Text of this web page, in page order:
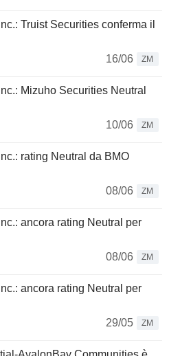
Truist Securities conferma il
16/06
ZM
Mizuho Securities Neutral
10/06
ZM
rating Neutral da BMO
08/06
ZM
ancora rating Neutral per
08/06
ZM
ancora rating Neutral per
29/05
ZM